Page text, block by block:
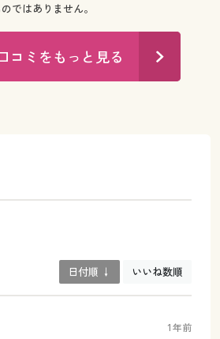
ではありません。
コミをもっと見る
日付順 ↓ いいね数順
1年前